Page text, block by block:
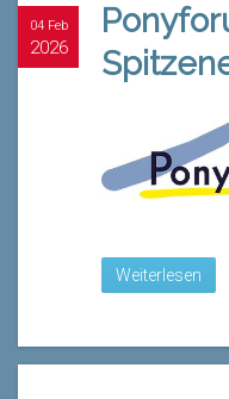
04 Feb
2026
Weiterlesen